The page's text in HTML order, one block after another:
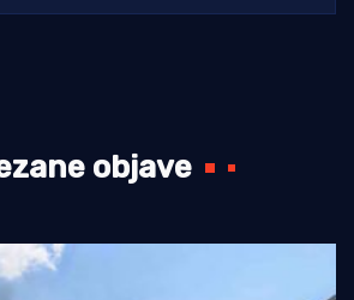
objave